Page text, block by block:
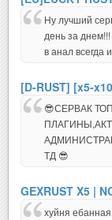
Ну лучший
день за
в анал всегда
[D-RUST] [x5-
😎СЕРВАК
ТД 😎
GEXRUST X5 |
хуйня ебанная